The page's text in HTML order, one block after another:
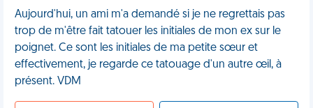
Aujourd'hui, un ami m'a demandé si je ne regrettais pas
trop de m'être fait tatouer les initiales de mon ex sur le
poignet. Ce sont les initiales de ma petite sœur et
effectivement, je regarde ce tatouage d'un autre œil, à
présent. VDM